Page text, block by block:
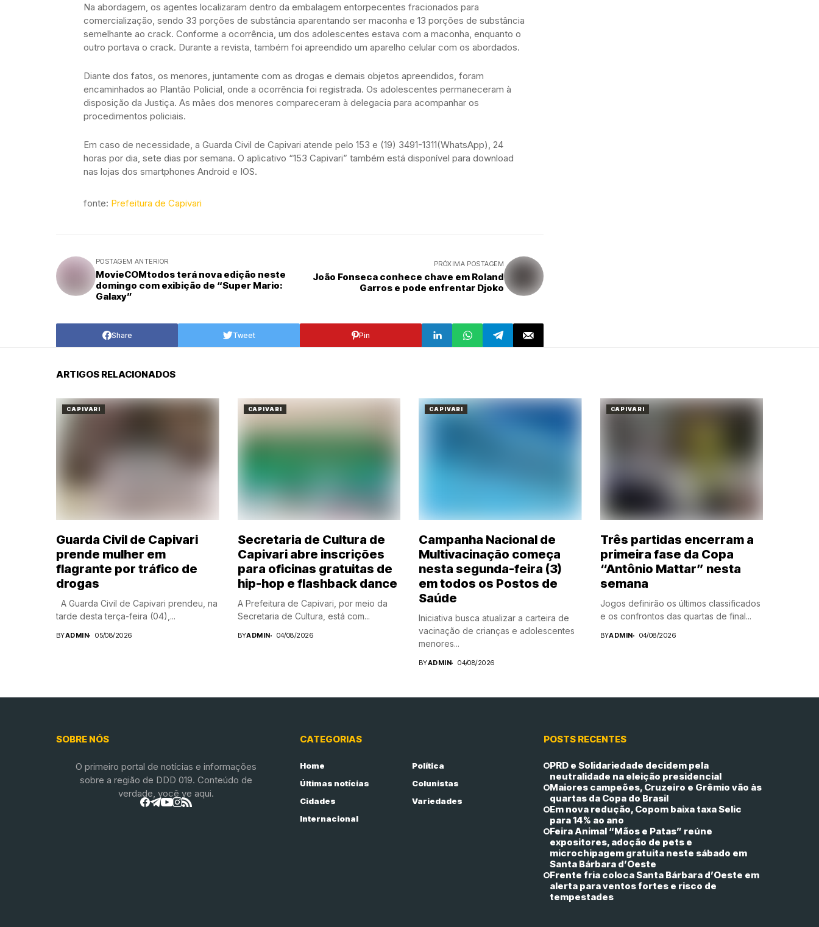
Na abordagem, os agentes localizaram dentro da embalagem entorpecentes fracionados para
comercialização, sendo 33 porções de substância aparentando ser maconha e 13 porções de substância
semelhante ao crack. Conforme a ocorrência, um dos adolescentes estava com a maconha, enquanto o
outro portava o crack. Durante a revista, também foi apreendido um aparelho celular com os abordados.
Diante dos fatos, os menores, juntamente com as drogas e demais objetos apreendidos, foram
encaminhados ao Plantão Policial, onde a ocorrência foi registrada. Os adolescentes permaneceram à
disposição da Justiça. As mães dos menores compareceram à delegacia para acompanhar os
procedimentos policiais.
Em caso de necessidade, a Guarda Civil de Capivari atende pelo 153 e (19) 3491-1311(WhatsApp), 24
horas por dia, sete dias por semana. O aplicativo “153 Capivari” também está disponível para download
nas lojas dos smartphones Android e IOS.
fonte: Prefeitura de Capivari
POSTAGEM ANTERIOR
MovieCOMtodos terá nova edição neste
domingo com exibição de “Super Mario:
Galaxy”
PRÓXIMA POSTAGEM
João Fonseca conhece chave em Roland
Garros e pode enfrentar Djoko
Share Tweet Pin
ARTIGOS RELACIONADOS
CAPIVARI
Guarda Civil de Capivari
prende mulher em
flagrante por tráfico de
drogas
A Guarda Civil de Capivari prendeu, na
tarde desta terça-feira (04),...
BYADMIN 05/08/2026
CAPIVARI
Secretaria de Cultura de
Capivari abre inscrições
para oficinas gratuitas de
hip-hop e flashback dance
A Prefeitura de Capivari, por meio da
Secretaria de Cultura, está com...
BYADMIN 04/08/2026
CAPIVARI
Campanha Nacional de
Multivacinação começa
nesta segunda-feira (3)
em todos os Postos de
Saúde
Iniciativa busca atualizar a carteira de
vacinação de crianças e adolescentes
menores...
BYADMIN 04/08/2026
CAPIVARI
Três partidas encerram a
primeira fase da Copa
“Antônio Mattar” nesta
semana
Jogos definirão os últimos classificados
e os confrontos das quartas de final...
BYADMIN 04/08/2026
SOBRE NÓS
O primeiro portal de notícias e informações
sobre a região de DDD 019. Conteúdo de
verdade, você ve aqui.
CATEGORIAS
Home
Política
Últimas notícias
Colunistas
Cidades
Variedades
Internacional
POSTS RECENTES
PRD e Solidariedade decidem pela
neutralidade na eleição presidencial
Maiores campeões, Cruzeiro e Grêmio vão às
quartas da Copa do Brasil
Em nova redução, Copom baixa taxa Selic
para 14% ao ano
Feira Animal “Mãos e Patas” reúne
expositores, adoção de pets e
microchipagem gratuita neste sábado em
Santa Bárbara d’Oeste
Frente fria coloca Santa Bárbara d’Oeste em
alerta para ventos fortes e risco de
tempestades